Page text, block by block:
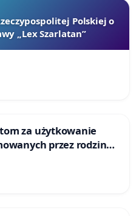
Polskiej o
„Lex Szarlatan”
za użytkowanie
przez rodzinne